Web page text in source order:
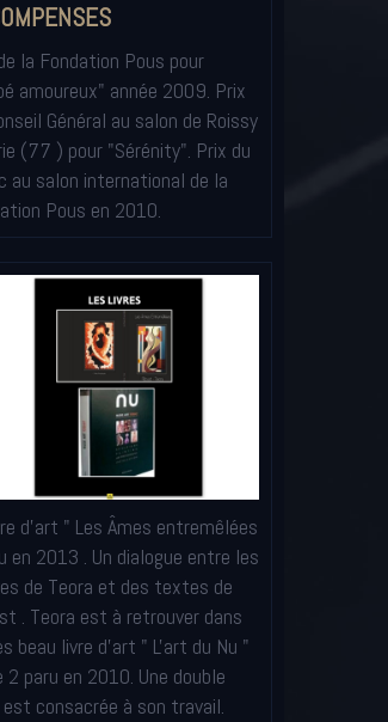
la Fondation Pous pour
amoureux" année 2009. Prix
Général au salon de Roissy
(77 ) pour "Sérénity". Prix du
au salon international de la
Pous en 2010.
d'art " Les Âmes entremêlées
en 2013 . Un dialogue entre les
de Teora et des textes de
. Teora est à retrouver dans
beau livre d'art " L'art du Nu "
2 paru en 2010. Une double
est consacrée à son travail.